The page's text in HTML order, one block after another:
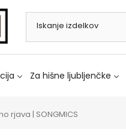
Za hišne ljubljenčke
rjava | SONGMICS